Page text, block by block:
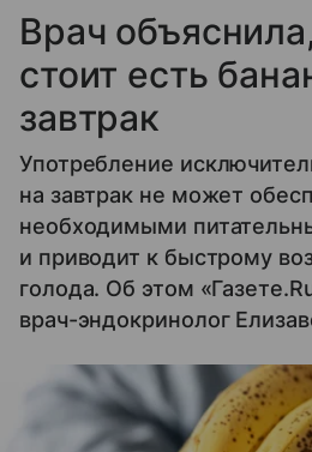
Врач
стоит есть
завтрак
Употребление
на завтрак не может
необходимыми
и приводит к быстрому
голода. Об этом
врач-эндокринолог